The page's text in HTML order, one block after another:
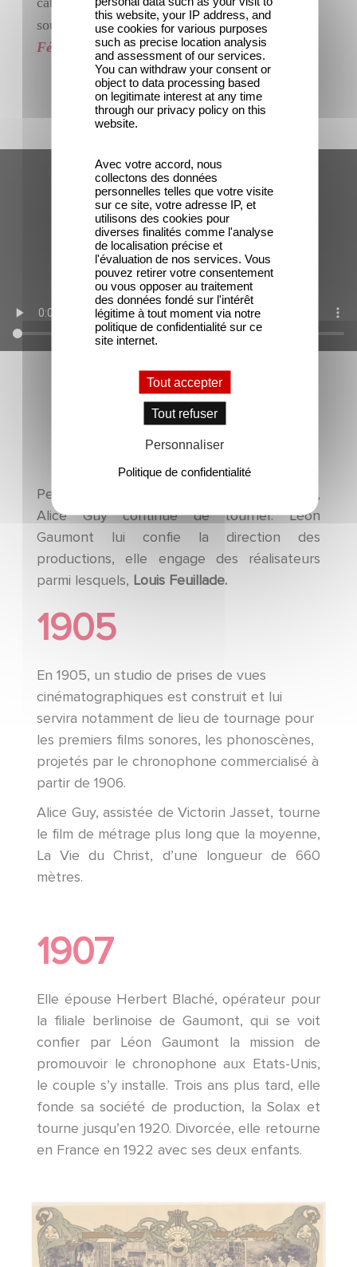
sous le même numéro et le titre étendu de
Fée aux choux ou la Naissance des enfants
Pendant que la société prend de l’ampleur,
Alice Guy continue de tourner. Léon
Gaumont lui confie la direction des
productions, elle engage des réalisateurs
parmi lesquels, Louis Feuillade.
1905
En 1905, un studio de prises de vues
cinématographiques est construit et lui
servira notamment de lieu de tournage pour
les premiers films sonores, les phonoscènes,
projetés par le chronophone commercialisé à
partir de 1906.
Alice Guy, assistée de Victorin Jasset, tourne
le film de métrage plus long que la moyenne,
La Vie du Christ, d’une longueur de 660
mètres.
1907
Elle épouse Herbert Blaché, opérateur pour
la filiale berlinoise de Gaumont, qui se voit
confier par Léon Gaumont la mission de
promouvoir le chronophone aux Etats-Unis,
le couple s’y installe. Trois ans plus tard, elle
fonde sa société de production, la Solax et
tourne jusqu’en 1920. Divorcée, elle retourne
en France en 1922 avec ses deux enfants.
this website, your IP address, and
use cookies for various purposes
such as precise location analysis
and assessment of our services.
You can withdraw your consent or
object to data processing based
on legitimate interest at any time
through our privacy policy on this
website.
Avec votre accord, nous
collectons des données
personnelles telles que votre visite
sur ce site, votre adresse IP, et
utilisons des cookies pour
diverses finalités comme l'analyse
de localisation précise et
l'évaluation de nos services. Vous
pouvez retirer votre consentement
ou vous opposer au traitement
des données fondé sur l'intérêt
légitime à tout moment via notre
politique de confidentialité sur ce
site internet.
Tout accepter
Tout refuser
Personnaliser
Politique de confidentialité